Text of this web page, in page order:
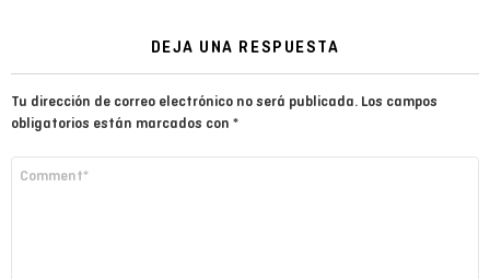
DEJA UNA RESPUESTA
Tu dirección de correo electrónico no será publicada. Los campos
obligatorios están marcados con *